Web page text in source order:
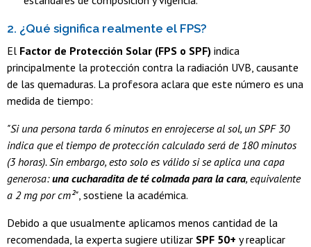
2. ¿Qué significa realmente el FPS?
El Factor de Protección Solar (FPS o SPF) indica
principalmente la protección contra la radiación UVB, causante
de las quemaduras. La profesora aclara que este número es una
medida de tiempo:
"Si una persona tarda 6 minutos en enrojecerse al sol, un SPF 30
indica que el tiempo de protección calculado será de 180 minutos
(3 horas). Sin embargo, esto solo es válido si se aplica una capa
generosa:una cucharadita de té colmada para la cara, equivalente
a 2 mg por cm²" , sostiene la académica.
Debido a que usualmente aplicamos menos cantidad de la
recomendada, la experta sugiere utilizar SPF 50+ y reaplicar